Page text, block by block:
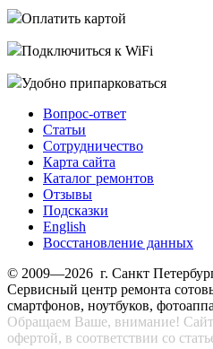
Оплатить картой
Подключиться к WiFi
Удобно припарковаться
Вопрос-ответ
Статьи
Сотрудничество
Карта сайта
Каталог ремонтов
Отзывы
Подсказки
English
Восстановление данных
© 2009—2026 г. Санкт
Сервисный центр ремонта
смартфонов, ноутбуков,
Обращаем Ваше, внимание! Сайт
офертой, в соответствии со